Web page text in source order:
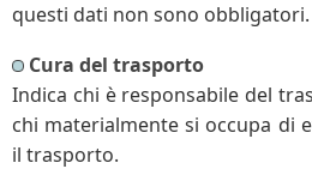
questi dati non sono obbligatori.
Cura del trasporto
Indica chi è responsabile del
chi materialmente si occupa di
il trasporto.